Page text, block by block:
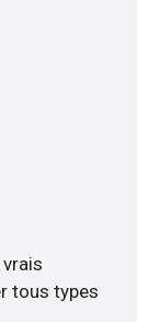
tous types